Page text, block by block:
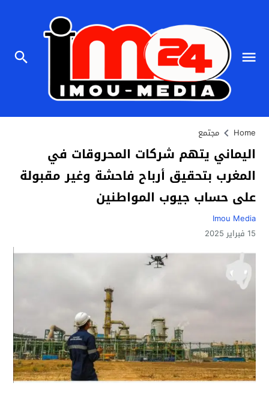
Home مجتمع
اليماني يتهم شركات المحروقات في
المغرب بتحقيق أرباح فاحشة وغير مقبولة
على حساب جيوب المواطنين
Imou Media
15 فبراير 2025